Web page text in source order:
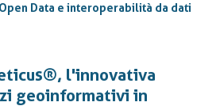
Data e interoperabilità da dati
l'innovativa
geoinformativi in